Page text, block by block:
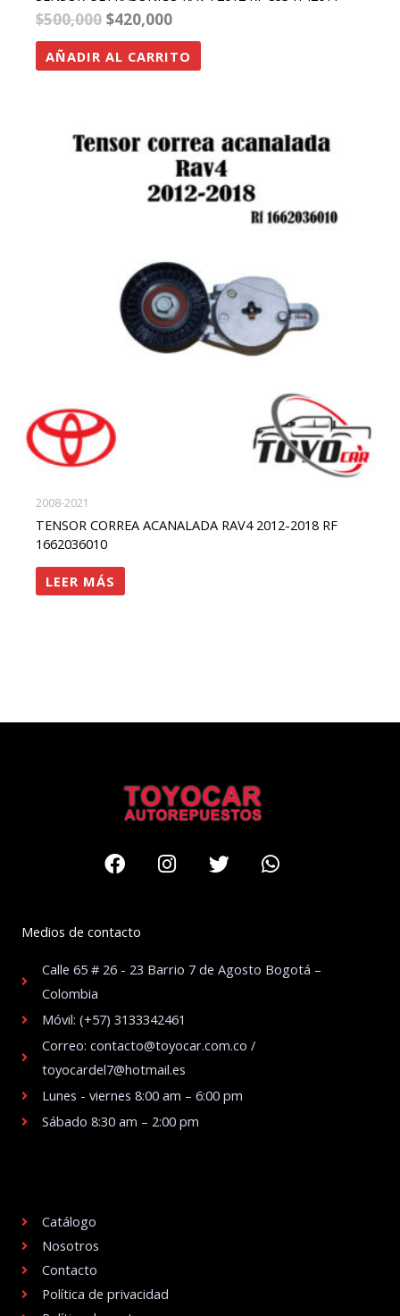
$500,000 $420,000
AÑADIR AL CARRITO
2008-2021
TENSOR CORREA ACANALADA RAV4 2012-2018 RF
1662036010
LEER MÁS
FacebookInstagram
TwitterWhatsapp
Medios de contacto
Calle 65 # 26 - 23 Barrio 7 de Agosto Bogotá –
Colombia
Móvil: (+57) 3133342461
Correo: contacto@toyocar.com.co /
toyocardel7@hotmail.es
Lunes - viernes 8:00 am – 6:00 pm
Sábado 8:30 am – 2:00 pm
Catálogo
Nosotros
Contacto
Política de privacidad